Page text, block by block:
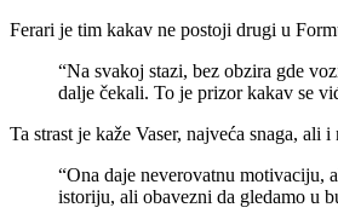
Ferari je tim kakav ne postoji drugi u
“Na svakoj stazi, bez obzira gde
dalje čekali. To je prizor kakav se
Ta strast je kaže Vaser, najveća snaga, ali
“Ona daje neverovatnu motivaciju,
istoriju, ali obavezni da gledamo u